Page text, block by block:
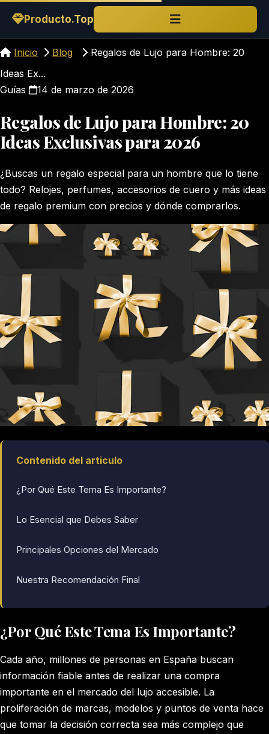
Saltar al contenido
Producto.Top
Inicio Blog
Regalos de Lujo para Hombre: 20
Ideas Ex...
Guías
14 de marzo de 2026
Regalos de Lujo para Hombre: 20
Ideas Exclusivas para 2026
¿Buscas un regalo especial para un hombre que lo tiene
todo? Relojes, perfumes, accesorios de cuero y más ideas
de regalo premium con precios y dónde comprarlos.
Contenido del articulo
¿Por Qué Este Tema Es Importante?
Lo Esencial que Debes Saber
Principales Opciones del Mercado
Nuestra Recomendación Final
¿Por Qué Este Tema Es Importante?
Cada año, millones de personas en España buscan
información fiable antes de realizar una compra
importante en el mercado del lujo accesible. La
proliferación de marcas, modelos y puntos de venta hace
que tomar la decisión correcta sea más complejo que